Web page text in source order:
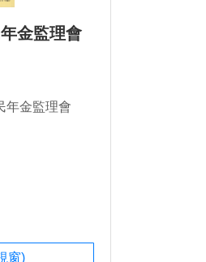
金監理會
年金監理會
窗)